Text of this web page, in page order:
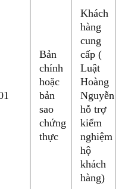
Bản
chính
hoặc
bản
sao
chứng
thực
Khách
hàng
cung
cấp (
Luật
Hoàng
Nguyễn
hỗ trợ
kiểm
nghiệm
hộ
khách
hàng)